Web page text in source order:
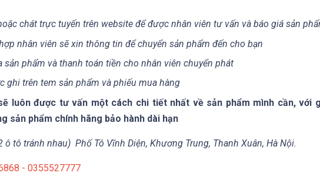
chát trực tuyến trên website để được nhân viên tư vấn và báo giá sản
nhân viên sẽ xin thông tin để chuyển sản phẩm đến cho bạn
phẩm và thanh toán tiền cho nhân viên chuyển phát
ghi trên tem sản phẩm và phiếu mua hàng
luôn được tư vấn một cách chi tiết nhất về sản phẩm mình cần, với
sản phẩm chính hãng bảo hành dài hạn
tô tránh nhau) Phố Tô Vĩnh Diện, Khương Trung, Thanh Xuân, Hà Nội.
- 0355527777